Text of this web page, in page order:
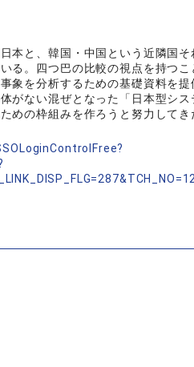
本と、韓国・中国という近隣国
る。四つ巴の比較の視点を持つ
象を分析するための基礎資料を
がない混ぜとなった「日本型シ
めの枠組みを作ろうと努力してき